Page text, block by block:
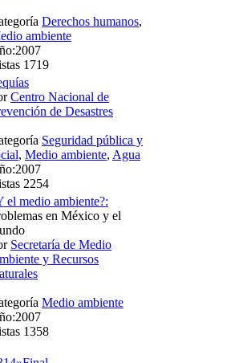
Derechos humanos,
ambiente
1719
Centro Nacional de
de Desastres
Seguridad pública y
, Medio ambiente, Agua
2254
el medio ambiente?:
en México y el
Secretaría de Medio
y Recursos
Medio ambiente
1358